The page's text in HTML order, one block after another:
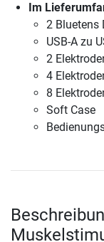
Im
2 Bluetens
USB-A zu
2
4
8
Soft Case